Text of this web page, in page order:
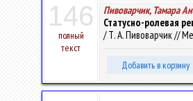
146
полный
текст
Пивоварчик, Тамара
Статусно-ролевая
/ Т. А. Пивоварчик //
Добавить в корзину